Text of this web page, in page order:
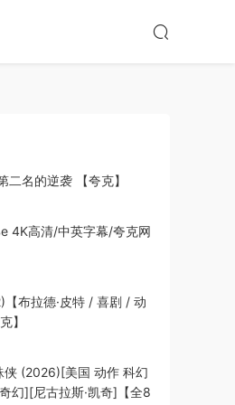
二名的逆袭 【夸克】
4K高清/中英字幕/夸克网
布拉德·皮特 / 喜剧 / 动
】
侠 (2026)[美国 动作 科幻
幻][尼古拉斯·凯奇]【全8